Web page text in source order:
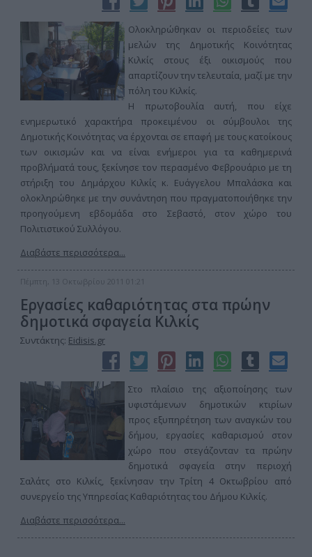
Ολοκληρώθηκαν οι περιοδείες των
μελών της Δημοτικής Κοινότητας
Κιλκίς στους έξι οικισμούς που
απαρτίζουν την τελευταία, μαζί με την
πόλη του Κιλκίς.
Η πρωτοβουλία αυτή, που είχε
ενημερωτικό χαρακτήρα προκειμένου οι σύμβουλοι της
Δημοτικής Κοινότητας να έρχονται σε επαφή με τους κατοίκους
των οικισμών και να είναι ενήμεροι για τα καθημερινά
προβλήματά τους, ξεκίνησε τον περασμένο Φεβρουάριο με τη
στήριξη του Δημάρχου Κιλκίς κ. Ευάγγελου Μπαλάσκα και
ολοκληρώθηκε με την συνάντηση που πραγματοποιήθηκε την
προηγούμενη εβδομάδα στο Σεβαστό, στον χώρο του
Πολιτιστικού Συλλόγου.
Διαβάστε περισσότερα...
Πέμπτη, 13 Οκτωβρίου 2011 01:21
Εργασίες καθαριότητας στα πρώην
δημοτικά σφαγεία Κιλκίς
Συντάκτης: Eidisis.gr
Στο πλαίσιο της αξιοποίησης των
υφιστάμενων δημοτικών κτιρίων
προς εξυπηρέτηση των αναγκών του
δήμου, εργασίες καθαρισμού στον
χώρο που στεγάζονταν τα πρώην
δημοτικά σφαγεία στην περιοχή
Σαλάτς στο Κιλκίς, ξεκίνησαν την Τρίτη 4 Οκτωβρίου από
συνεργείο της Υπηρεσίας Καθαριότητας του Δήμου Κιλκίς.
Διαβάστε περισσότερα...